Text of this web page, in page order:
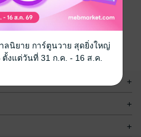
+
+
+
ลนิยาย การ์ตูนวาย สุดยิ่งใหญ่
งแต่วันที่ 31 ก.ค. - 16 ส.ค.